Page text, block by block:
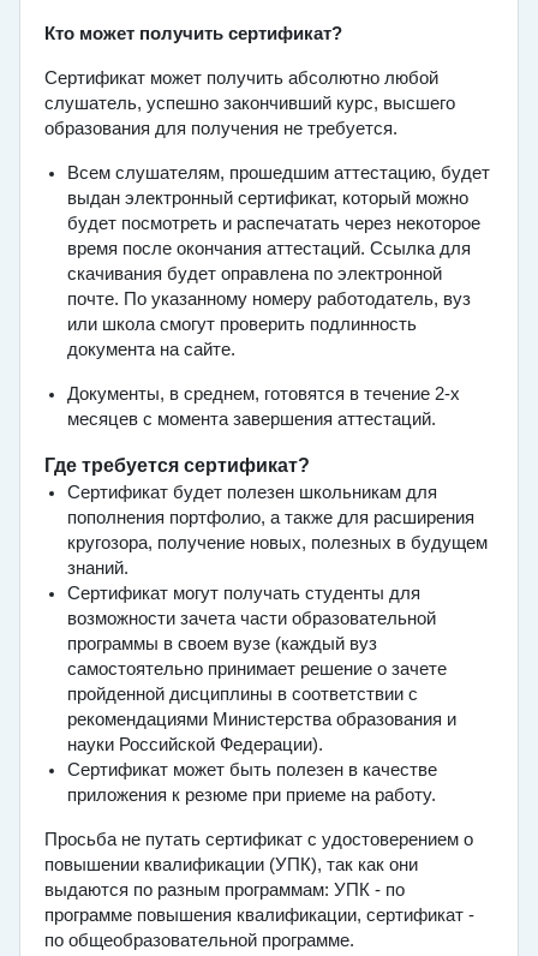
Кто может получить сертификат?
Сертификат может получить абсолютно любой
слушатель, успешно закончивший курс, высшего
образования для получения не требуется.
Всем слушателям, прошедшим аттестацию, будет
выдан электронный сертификат, который можно
будет посмотреть и распечатать через некоторое
время после окончания аттестаций. Ссылка для
скачивания будет оправлена по электронной
почте. По указанному номеру работодатель, вуз
или школа смогут проверить подлинность
документа на сайте.
Документы, в среднем, готовятся в течение 2-х
месяцев с момента завершения аттестаций.
Где требуется сертификат?
Сертификат будет полезен школьникам для
пополнения портфолио, а также для расширения
кругозора, получение новых, полезных в будущем
знаний.
Сертификат могут получать студенты для
возможности зачета части образовательной
программы в своем вузе (каждый вуз
самостоятельно принимает решение о зачете
пройденной дисциплины в соответствии с
рекомендациями Министерства образования и
науки Российской Федерации).
Сертификат может быть полезен в качестве
приложения к резюме при приеме на работу.
Просьба не путать сертификат с удостоверением о
повышении квалификации (УПК), так как они
выдаются по разным программам: УПК - по
программе повышения квалификации, сертификат -
по общеобразовательной программе.